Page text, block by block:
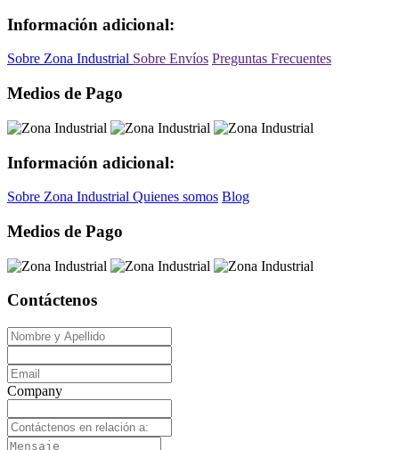
Información adicional:
Sobre Zona Industrial Sobre Envíos Preguntas Frecuentes
Medios de Pago
Información adicional:
Sobre Zona Industrial Quienes somos Blog
Medios de Pago
Contáctenos
Company